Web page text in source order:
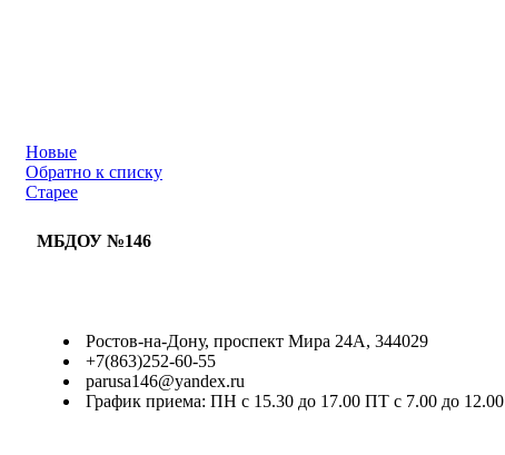
Новые
Обратно к списку
Старее
МБДОУ №146
Ростов-на-Дону, проспект Мира 24А, 344029
+7(863)252-60-55
parusa146@yandex.ru
График приема: ПН с 15.30 до 17.00 ПТ с 7.00 до 12.00